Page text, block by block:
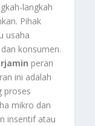
langkah
Pihak
usaha
dan konsumen.
peran
ini adalah
proses
mikro dan
insentif atau